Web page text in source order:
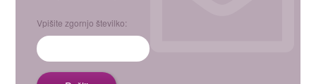
Vpišite zgornjo številko: